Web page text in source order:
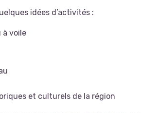
idées d’activités :
à voile
et culturels de la région